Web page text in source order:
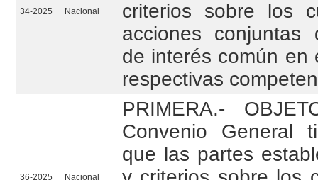
34-2025 Nacional
criterios sobre los
acciones conjuntas
de interés común en
respectivas
36-2025 Nacional
PRIMERA.-
Convenio General
que las partes